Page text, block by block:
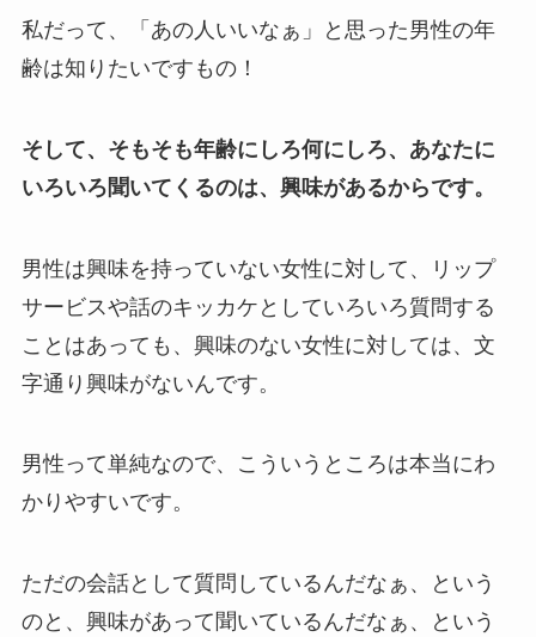
私だって、「あの人いいなぁ」と思った男性の年
齢は知りたいですもの！
そして、そもそも年齢にしろ何にしろ、あなたに
いろいろ聞いてくるのは、興味があるからです。
男性は興味を持っていない女性に対して、リップ
サービスや話のキッカケとしていろいろ質問する
ことはあっても、興味のない女性に対しては、文
字通り興味がないんです。
男性って単純なので、こういうところは本当にわ
かりやすいです。
ただの会話として質問しているんだなぁ、という
のと、興味があって聞いているんだなぁ、という